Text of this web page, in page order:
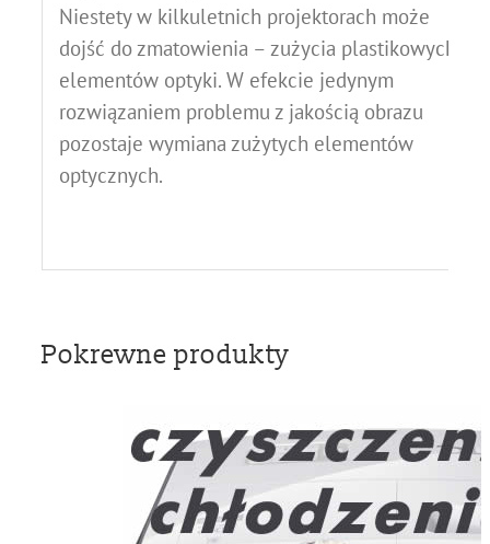
Niestety w kilkuletnich projektorach może
dojść do zmatowienia – zużycia plastikowych
elementów optyki. W efekcie jedynym
rozwiązaniem problemu z jakością obrazu
pozostaje wymiana zużytych elementów
optycznych.
Pokrewne produkty